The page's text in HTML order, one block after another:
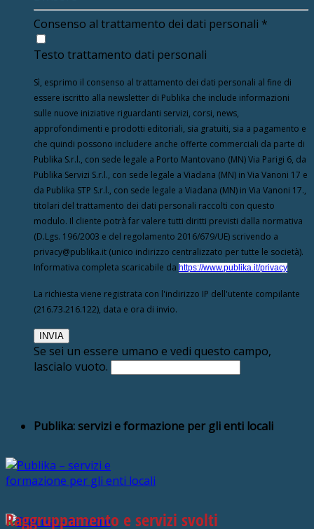
Consenso al trattamento dei dati personali *
Testo trattamento dati personali
Sì, esprimo il consenso al trattamento dei dati personali al fine di
essere iscritto alla newsletter di Publika che include informazioni
sulle nuove iniziative riguardanti servizi, corsi, news,
approfondimenti e prodotti editoriali, sia gratuiti, sia a pagamento e
che quindi possono includere anche offerte commerciali da parte di
Publika S.r.l., con sede legale a Porto Mantovano (MN) Via Parigi 6, da
Publika Servizi S.r.l., con sede legale a Viadana (MN) in Via Vanoni 17 e
da Publika STP S.r.l., con sede legale a Viadana (MN) in Via Vanoni 17.,
titolari del trattamento dei dati personali raccolti con questo
modulo. Il cliente potrà far valere tutti diritti previsti dalla normativa
(D.Lgs. 196/2003 e del regolamento 2016/679/UE) scrivendo a
privacy@publika.it (unico indirizzo centralizzato per tutte le società).
Informativa completa scaricabile da https://www.publika.it/privacy
La richiesta viene registrata con l'indirizzo IP dell'utente compilante
(216.73.216.122), data e ora di invio.
Se sei un essere umano e vedi questo campo,
lascialo vuoto.
Publika: servizi e formazione per gli enti locali
Raggruppamento e servizi svolti